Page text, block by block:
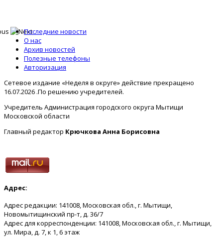
Последние новости
О нас
Архив новостей
Полезные телефоны
Авторизация
Сетевое издание «Неделя в округе» действие прекращено
16.07.2026 .По решению учредителей.
Учредитель Администрация городского округа Мытищи
Московской области
Главный редактор Крючкова Анна Борисовна
Адрес:
Адрес редакции: 141008, Московская обл., г. Мытищи,
Новомытищинский пр-т, д. 36/7
Адрес для корреспонденции: 141008, Московская обл., г. Мытищи,
ул. Мира, д. 7, к 1, 6 этаж